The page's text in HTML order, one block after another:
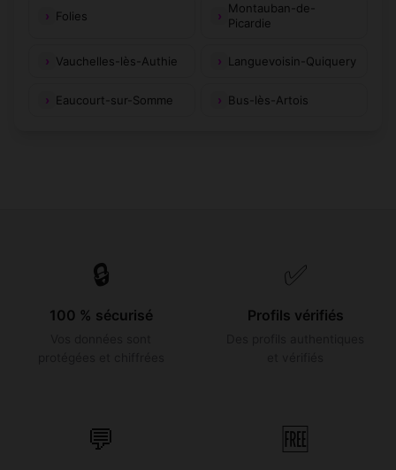
Folies
Montauban-de-
Picardie
Vauchelles-lès-Authie Languevoisin-Quiquery
Eaucourt-sur-Somme Bus-lès-Artois
🔒
100 % sécurisé
✅
Profils vérifiés
💬 🆓